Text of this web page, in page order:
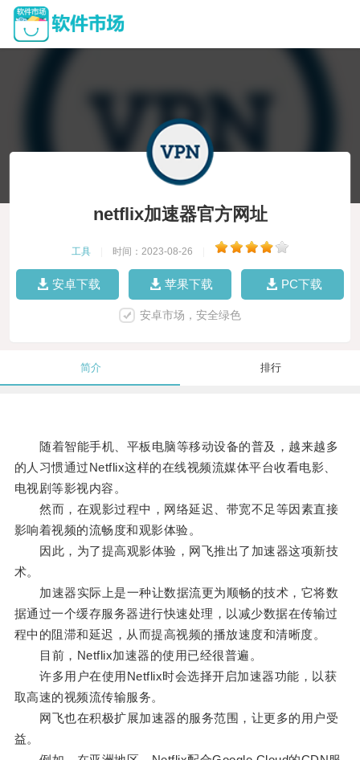
netflix加速器官方网址
工具 时间：2023-08-26
安卓下载 苹果下载 PC下载
安卓市场，安全绿色
简介 排行
随着智能手机、平板电脑等移动设备的普及，越来越多
的人习惯通过Netflix这样的在线视频流媒体平台收看电影、
电视剧等影视内容。
然而，在观影过程中，网络延迟、带宽不足等因素直接
影响着视频的流畅度和观影体验。
因此，为了提高观影体验，网飞推出了加速器这项新技
术。
加速器实际上是一种让数据流更为顺畅的技术，它将数
据通过一个缓存服务器进行快速处理，以减少数据在传输过
程中的阻滞和延迟，从而提高视频的播放速度和清晰度。
目前，Netflix加速器的使用已经很普遍。
许多用户在使用Netflix时会选择开启加速器功能，以获
取高速的视频流传输服务。
网飞也在积极扩展加速器的服务范围，让更多的用户受
益。